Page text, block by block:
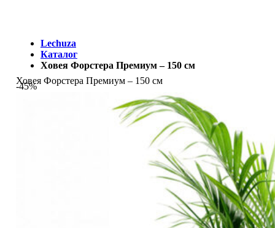
Lechuza
Каталог
Ховея Форстера Премиум – 150 см
Ховея Форстера Премиум – 150 см
-45%